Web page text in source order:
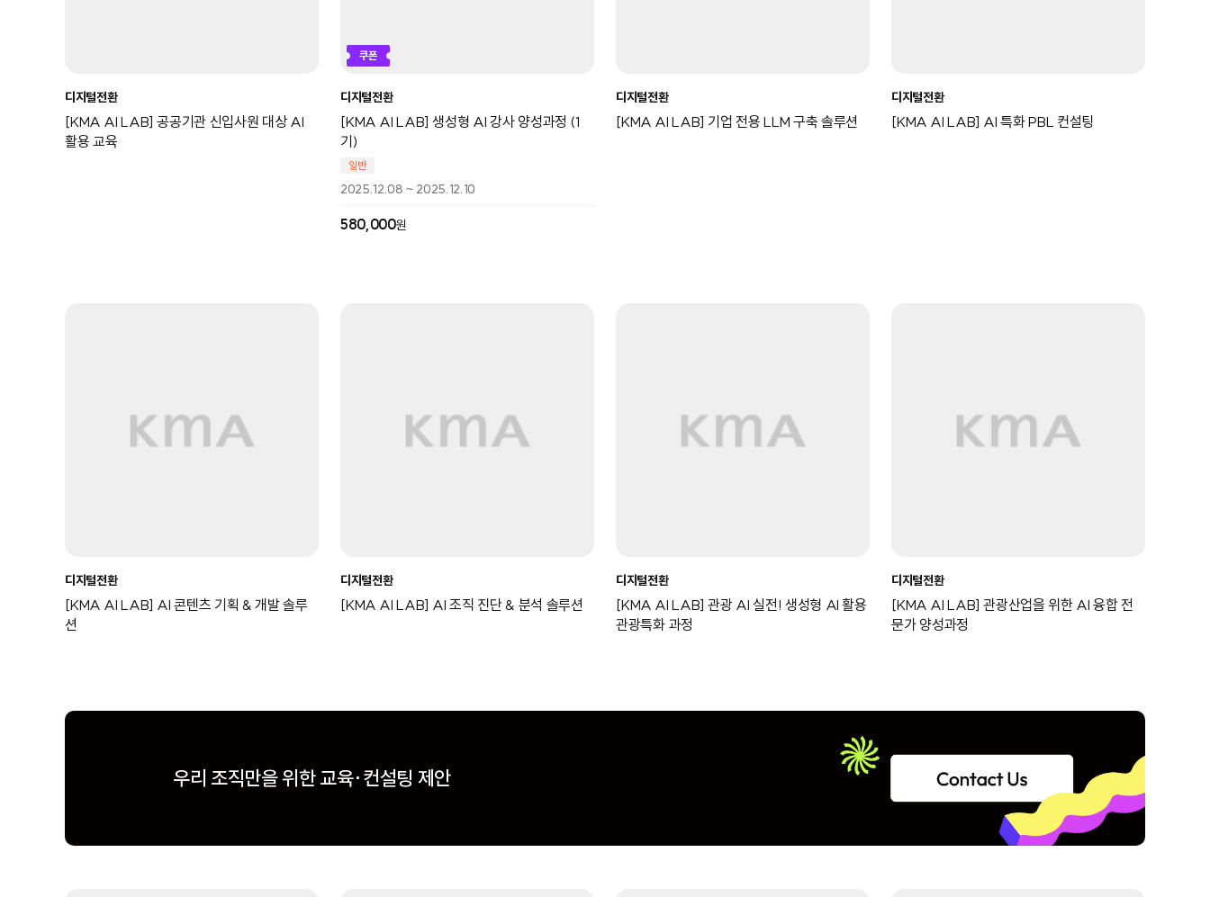
디지털전환
[KMA AI LAB] 공공기관 신입사원 대상 AI
활용 교육
쿠폰
디지털전환
[KMA AI LAB] 생성형 AI 강사 양성과정 (1
기)
일반
2025.12.08 ~ 2025.12.10
580,000원
디지털전환
[KMA AI LAB] 기업 전용 LLM 구축 솔루션
디지털전환
[KMA AI LAB] AI 특화 PBL 컨설팅
디지털전환
[KMA AI LAB] AI 콘텐츠 기획 & 개발 솔루
션
디지털전환
[KMA AI LAB] AI 조직 진단 & 분석 솔루션
디지털전환
[KMA AI LAB] 관광 AI 실전! 생성형 AI 활용
관광특화 과정
디지털전환
[KMA AI LAB] 관광산업을 위한 AI 융합 전
문가 양성과정
우리 조직만을 위한교육·컨설팅 제안
우리 조직만을 위한교육·컨설팅 제안
우리 조직만을 위한교육·컨설팅 제안